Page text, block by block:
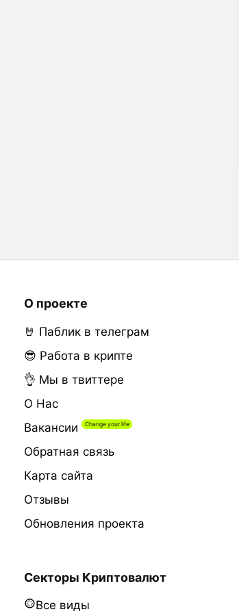
О проекте
🤘 Паблик в телеграм
😎 Работа в крипте
👌 Мы в твиттере
О Нас
Вакансии
Обратная связь
Карта сайта
Отзывы
Обновления проекта
Секторы Криптовалют
Все виды